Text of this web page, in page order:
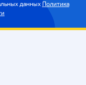
данных Политика